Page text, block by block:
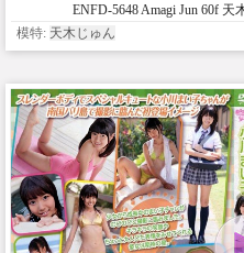
ENFD-5648 Amagi Jun 60f
模特: 天木じゅん